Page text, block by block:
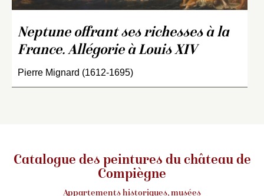
Neptune offrant ses richesses à la
France. Allégorie à Louis XIV
Pierre Mignard (1612-1695)
Catalogue des peintures du château de
Compiègne
Appartements historiques, musées